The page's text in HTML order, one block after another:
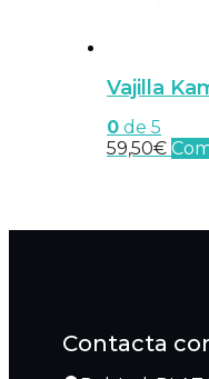
Vajilla
0 de 5
59,50€
Contacta